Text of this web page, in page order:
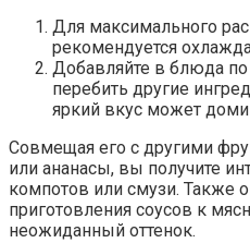
Для максимального
рекомендуется
Добавляйте в блюда по
перебить другие
яркий вкус может
Совмещая его с другими
или ананасы, вы получите
компотов или смузи. Также
приготовления соусов к
неожиданный оттенок.